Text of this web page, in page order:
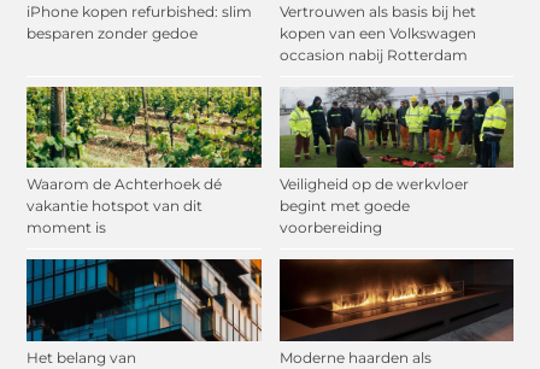
iPhone kopen refurbished: slim
besparen zonder gedoe
Vertrouwen als basis bij het
kopen van een Volkswagen
occasion nabij Rotterdam
Waarom de Achterhoek dé
vakantie hotspot van dit
moment is
Veiligheid op de werkvloer
begint met goede
voorbereiding
Het belang van
Moderne haarden als